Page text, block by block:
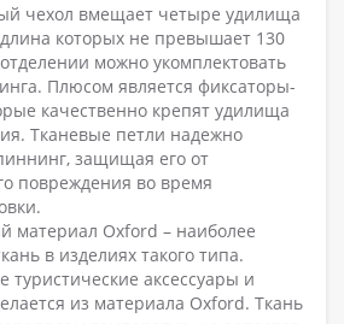
чехол вмещает четыре удилища
которых не превышает 130
можно укомплектовать
Плюсом является фиксаторы-
качественно крепят удилища
Тканевые петли надежно
защищая его от
повреждения во время
материал Oxford – наиболее
в изделиях такого типа.
туристические аксессуары и
из материала Oxford. Ткань